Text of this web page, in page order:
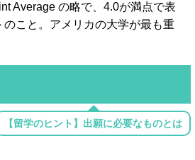
Average の略で、4.0が満点で表
のこと。アメリカの大学が最も重
【留学のヒント】出願に必要なものとは